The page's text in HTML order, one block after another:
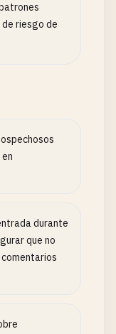
riesgo de
durante
que no